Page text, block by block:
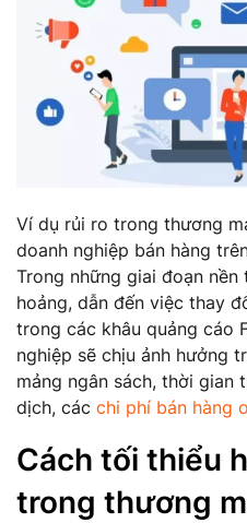
Ví dụ rủi ro trong thương
doanh nghiệp bán hàng
Trong những giai đoạn
hoảng, dẫn đến việc thay
trong các khâu quảng cáo
nghiệp sẽ chịu ảnh hưởng
mảng ngân sách, thời gian
dịch, các chi phí bán hàng
Cách tối thiểu
trong thương